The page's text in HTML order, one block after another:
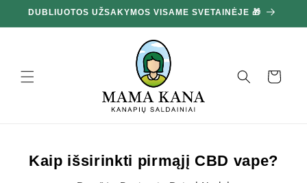
ir pereikite
prie turinio
DUBLIUOTOS UŽSAKYMOS VISAME SVETAINĖJE 🎁
Krepšelis
Kaip išsirinkti pirmąjį CBD vape?